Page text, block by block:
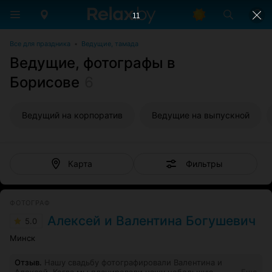
Все для праздника Ведущие, тамада
Ведущие, фотографы в
Борисове
Ведущий на корпоратив Ведущие на выпускной
Карта Фильтры
5.0 Алексей и Валентина Богушевич
Минск
Отзыв
Нашу свадьбу фотографировали Валентина и
11